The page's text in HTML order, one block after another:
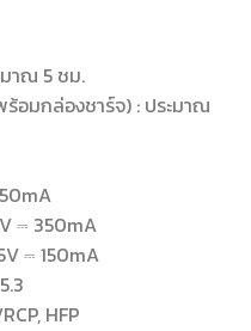
มาณ 5 ชม.
อมกล่องชาร์จ) : ประมาณ
⎓ 350mA
⎓ 150mA
HFP